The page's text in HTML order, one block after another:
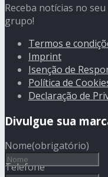
Receba notícias no
grupo!
Termos e
Imprint
Isenção de
Política de
Declaração de
Divulgue sua
Nome(obrigatório)
Telefone